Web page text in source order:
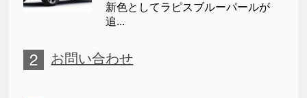
新色としてラピスブルーパールが
追...
お問い合わせ